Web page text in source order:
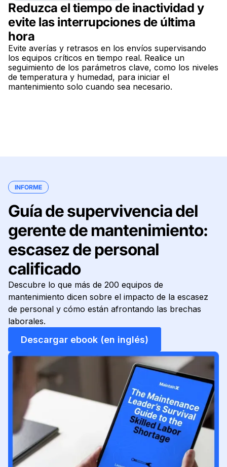
Reduzca el tiempo de inactividad y
evite las interrupciones de última
hora
Evite averías y retrasos en los envíos supervisando
los equipos críticos en tiempo real. Realice un
seguimiento de los parámetros clave, como los niveles
de temperatura y humedad, para iniciar el
mantenimiento solo cuando sea necesario.
INFORME
Guía de supervivencia del
gerente de mantenimiento:
escasez de personal
calificado
Descubre lo que más de 200 equipos de
mantenimiento dicen sobre el impacto de la escasez
de personal y cómo están afrontando las brechas
laborales.
Descargar ebook (en inglés)